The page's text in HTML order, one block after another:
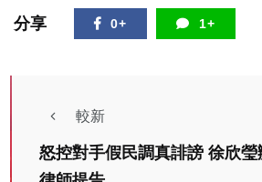
分享 0+ 1+
較新
怒控對手假民調真誹謗 徐欣